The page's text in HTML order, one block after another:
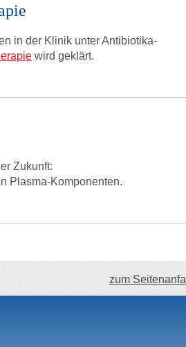
in der Klinik unter Antibiotika-
wird geklärt.
Zukunft:
Plasma-Komponenten.
zum